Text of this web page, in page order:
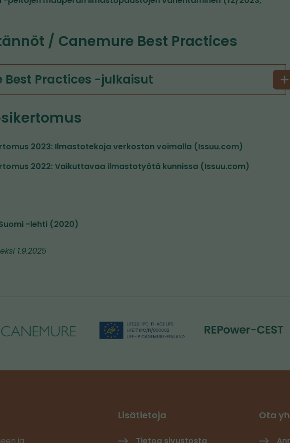
/ Canemure Best Practices
Best Practices -julkaisut
2023: Ilmastotekoja verkoston voimalla (Issuu.com)
2022: Vaikuttavaa ilmastotyötä kunnissa (Issuu.com)
-lehti (2020)
1.9.2025
ja
Lisätietoja
Tietoa sivustosta
Ota